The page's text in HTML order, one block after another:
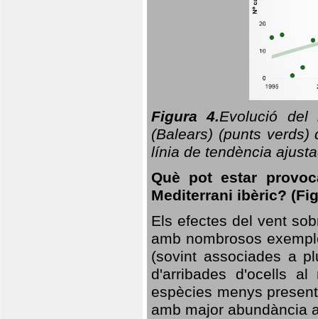
Figura 4.Evolució del
(Balears) (punts
línia de tendència
Què pot estar
Mediterrani ibèric?
Els efectes del vent
amb nombrosos
(sovint associades a
d'arribades d'ocells
espècies menys
amb major abundància